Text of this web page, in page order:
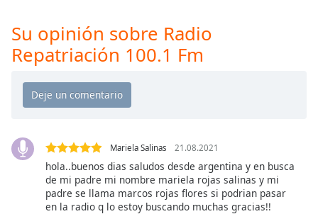
Playback
Rate
Chapters
Chapters
Descriptions
descriptions
,
selected
Su opinión sobre Radio
Repatriación 100.1 Fm
Mariela Salinas 21.08.2021
hola..buenos dias saludos desde argentina y en busca
de mi padre mi nombre mariela rojas salinas y mi
padre se llama marcos rojas flores si podrian pasar
en la radio q lo estoy buscando muchas gracias!!